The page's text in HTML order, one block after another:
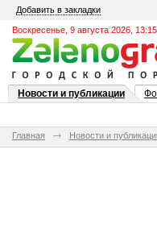
Добавить в закладки
Воскресенье, 9 августа 2026, 13:15
Новости и публикации
Главная Новости и